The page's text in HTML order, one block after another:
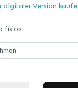
digitaler Version